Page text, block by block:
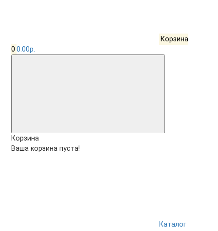
Корзина
0 0.00р.
Корзина
Ваша корзина пуста!
Каталог